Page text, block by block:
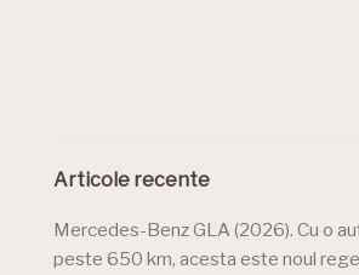
Articole recente
Mercedes-Benz GLA (2026). Cu o
peste 650 km, acesta este noul